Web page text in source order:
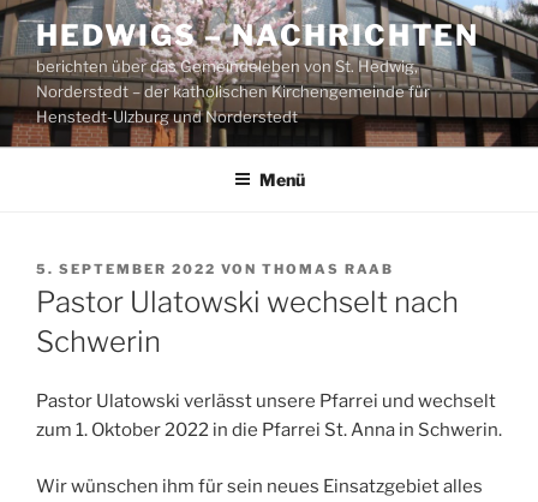
Zum
Inhalt
springen
HEDWIGS – NACHRICHTEN
berichten über das Gemeindeleben von St. Hedwig,
Norderstedt – der katholischen Kirchengemeinde für
Henstedt-Ulzburg und Norderstedt
Menü
VERÖFFENTLICHT
AM
5. SEPTEMBER 2022 VON THOMAS RAAB
Pastor Ulatowski wechselt nach
Schwerin
Pastor Ulatowski verlässt unsere Pfarrei und wechselt
zum 1. Oktober 2022 in die Pfarrei St. Anna in Schwerin.
Wir wünschen ihm für sein neues Einsatzgebiet alles